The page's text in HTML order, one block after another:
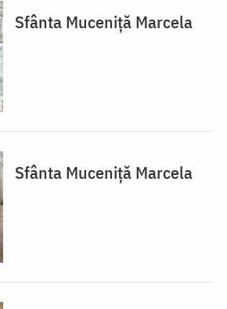
Sfânta Muceniță Marcela
Sfânta Muceniță Marcela